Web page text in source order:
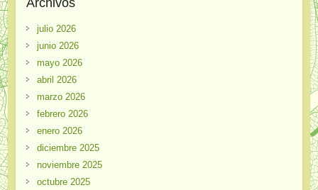
julio 2026
junio 2026
mayo 2026
abril 2026
marzo 2026
febrero 2026
enero 2026
diciembre 2025
noviembre 2025
octubre 2025